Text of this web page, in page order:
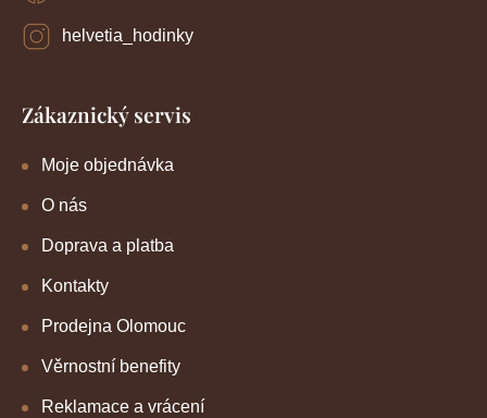
helvetia_hodinky
Zákaznický servis
Moje objednávka
O nás
Doprava a platba
Kontakty
Prodejna Olomouc
Věrnostní benefity
Reklamace a vrácení